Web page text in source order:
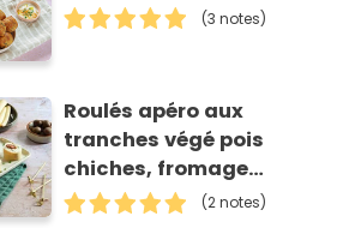
(3 notes)
Roulés apéro aux
tranches végé pois
chiches, fromage
frais et tomates(2 notes)